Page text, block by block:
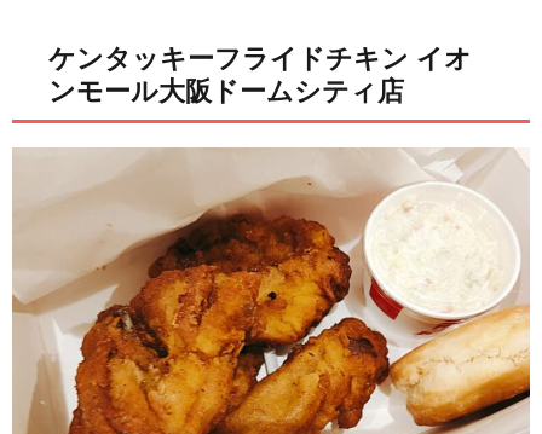
ケンタッキーフライドチキン イオ
ンモール大阪ドームシティ店